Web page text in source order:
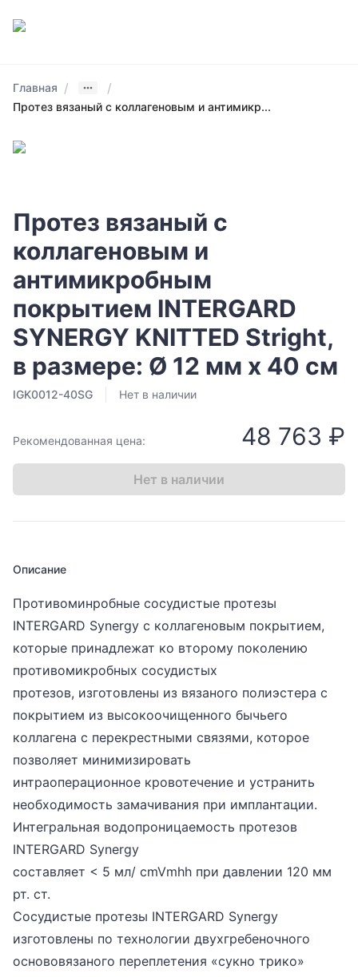
Главная / /
Протез вязаный с коллагеновым и антимикр...
Протез вязаный с
коллагеновым и
антимикробным
покрытием INTERGARD
SYNERGY KNITTED Stright,
в размере: Ø 12 мм х 40 см
IGK0012-40SG Нет в наличии
Рекомендованная цена: 48 763 ₽
Нет в наличии
Описание
Противоминробные сосудистые протезы
INTERGARD Synergy с коллагеновым покрытием,
которые принадлежат ко второму поколению
противомикробных сосудистых
протезов, изготовлены из вязаного полиэстера с
покрытием из высокоочищенного бычьего
коллагена с перекрестными связями, которое
позволяет минимизировать
интраоперационное кровотечение и устранить
необходимость замачивания при имплантации.
Интегральная водопроницаемость протезов
INTERGARD Synergy
составляет < 5 мл/ cmVmhh при давлении 120 мм
рт. ст.
Сосудистые протезы INTERGARD Synergy
изготовлены по технологии двухгребеночного
основовязаного переплетения «сукно трико»